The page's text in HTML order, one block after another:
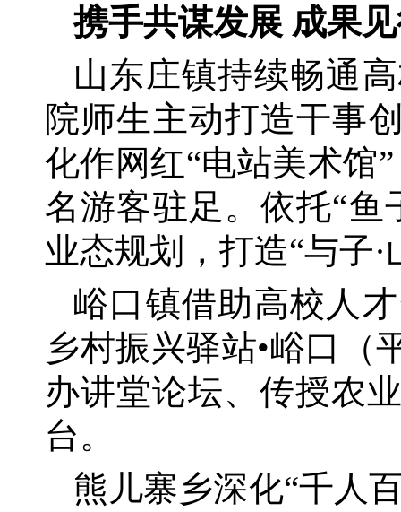
携手共谋发展 成果
山东庄镇持续畅通
院师生主动打造干事
化作网红“电站美术馆
名游客驻足。依托“
业态规划，打造“与子·
峪口镇借助高校人
乡村振兴驿站•峪口（
办讲堂论坛、传授农
台。
熊儿寨乡深化“千人